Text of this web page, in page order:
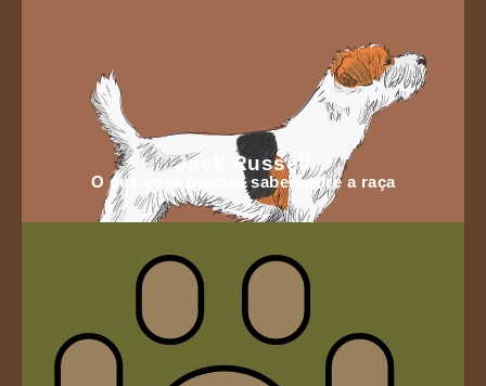
Jack Russell
O que você precisa sabersobre a raça